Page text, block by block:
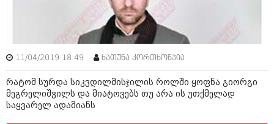
იანვარი 2015 (247)
დეკემბერი 2014 (342)
ნოემბერი 2014 (290)
ოქტომბერი 2014 (292)
სექტემბერი 2014 (394)
ივლისი 2014 (313)
ივნისი 2014 (366)
მაისი 2014 (313)
11/04/2019 18:49 ხათუნა კორთხონჯია
რატომ სურდა სიკვდილმისჯილის როლში ყოფნა გიორგი
მეგრელიშვილს და მიატოვებს თუ არა ის უთქმელად
საყვარელ ადამიანს